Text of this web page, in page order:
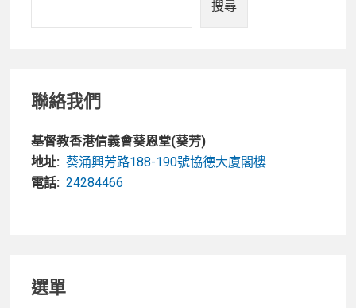
搜尋
聯絡我們
基督教香港信義會葵恩堂(葵芳)
地址: 葵涌興芳路188-190號協德大廈閣樓
電話: 24284466
選單